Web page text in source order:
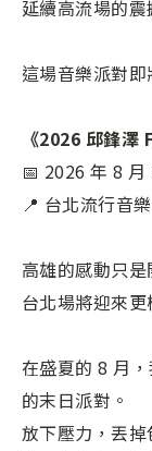
延續高流場的震
這場音樂派對
《2026 邱鋒
📅 2026 年 8 月
📍 台北流行音
高雄的感動只是
台北場將迎來更
在盛夏的 8 月
的末日派對。
放下壓力，丟掉